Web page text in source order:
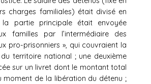
charges familiales) était divisé en
partie principale était envoyée
familles par l’intermédiaire des
pro-prisonniers », qui couvraient la
territoire national ; une deuxième
sur un livret dont le montant total
moment de la libération du détenu ;